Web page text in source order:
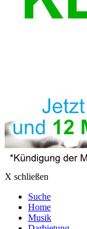
X schließen
Suche
Home
Musik